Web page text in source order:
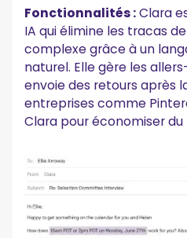
Fonctionnalités :Clara
IA qui élimine les tracas
complexe grâce à un
naturel. Elle gère les
envoie des retours après
entreprises comme
Clara pour économiser